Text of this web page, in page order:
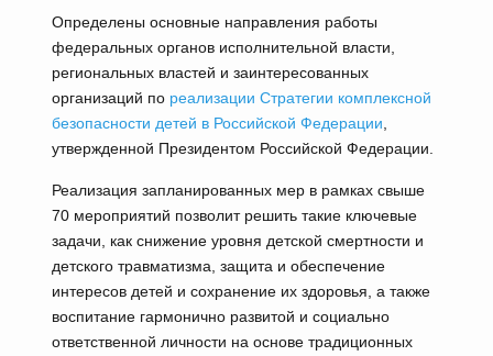
Определены основные направления работы
федеральных органов исполнительной власти,
региональных властей и заинтересованных
организаций по реализации Стратегии комплексной
безопасности детей в Российской Федерации
утвержденной Президентом Российской Федерации.
Реализация запланированных мер в рамках свыше
70 мероприятий позволит решить такие ключевые
задачи, как снижение уровня детской смертности и
детского травматизма, защита и обеспечение
интересов детей и сохранение их здоровья, а также
воспитание гармонично развитой и социально
ответственной личности на основе традиционных